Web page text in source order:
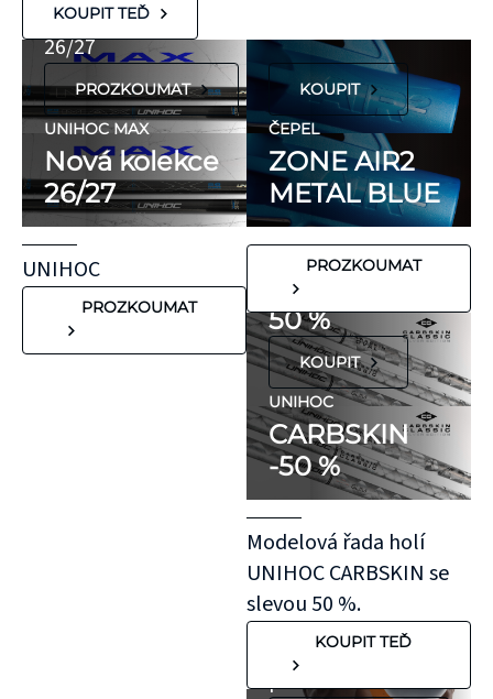
KOUPIT TEĎ
Nová kolekce
26/27
PROZKOUMAT
UNIHOC MAX
Nová kolekce
26/27
UNIHOC
PROZKOUMAT
KOUPIT
ČEPEL
ZONE AIR2
METAL BLUE
PROZKOUMAT
FLORBALOVÉ HOLE
UNIHOC
CARBSKIN
SE SLEVOU
50 %
KOUPIT
UNIHOC
CARBSKIN
-50 %
Modelová řada holí
UNIHOC CARBSKIN se
slevou 50 %.
KOUPIT TEĎ
hypoalergenní,
neobsahují latex
ani přírodní
kaučuk. Obsahují
minimum
potenciálně
nežádoucích látek,
které mohou
vyvolat alergické
reakce. Pokud ale
víte, že máte velmi
citlivou pokožku,
doporučujeme
otestovat malý
kousek KT pásky
aplikovaný bez
roztažení nejprve
na oblast se
"silnější"
pokožkou, jako je
koleno, nebo
předloktí.